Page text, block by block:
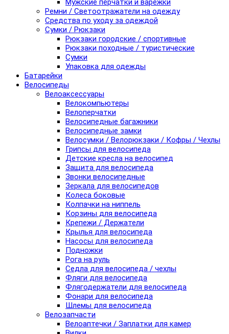
Мужские перчатки и варежки
Ремни / Светоотражатели на одежду
Средства по уходу за одеждой
Сумки / Рюкзаки
Рюкзаки городские / спортивные
Рюкзаки походные / туристические
Сумки
Упаковка для одежды
Батарейки
Велосипеды
Велоаксессуары
Велокомпьютеры
Велоперчатки
Велосипедные багажники
Велосипедные замки
Велосумки / Велорюкзаки / Кофры / Чехлы
Грипсы для велосипеда
Детские кресла на велосипед
Защита для велосипеда
Звонки велосипедные
Зеркала для велосипедов
Колеса боковые
Колпачки на ниппель
Корзины для велосипеда
Крепежи / Держатели
Крылья для велосипеда
Насосы для велосипеда
Подножки
Рога на руль
Седла для велосипеда / чехлы
Фляги для велосипеда
Флягодержатели для велосипеда
Фонари для велосипеда
Шлемы для велосипеда
Велозапчасти
Велоаптечки / Заплатки для камер